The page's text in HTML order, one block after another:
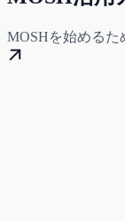
MOSHを始めるた